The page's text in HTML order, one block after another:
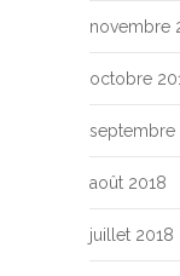
novembre
octobre
septembre
août 2018
juillet 2018